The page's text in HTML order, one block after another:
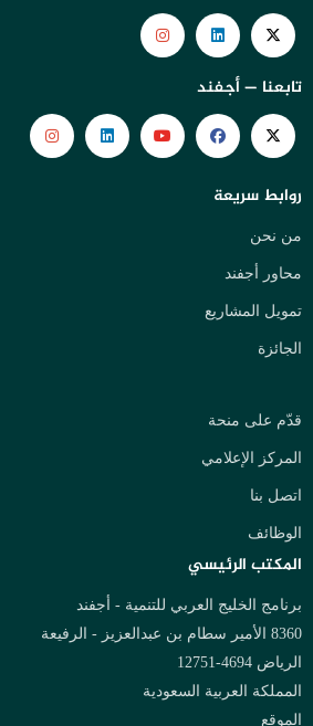
تابعنا — أجفند
روابط سريعة
من نحن
محاور أجفند
تمويل المشاريع
الجائزة
قدّم على منحة
المركز الإعلامي
اتصل بنا
الوظائف
المكتب الرئيسي
برنامج الخليج العربي للتنمية - أجفند
8360 الأمير سطام بن عبدالعزيز - الرفيعة
الرياض 4694-12751
المملكة العربية السعودية
الموقع